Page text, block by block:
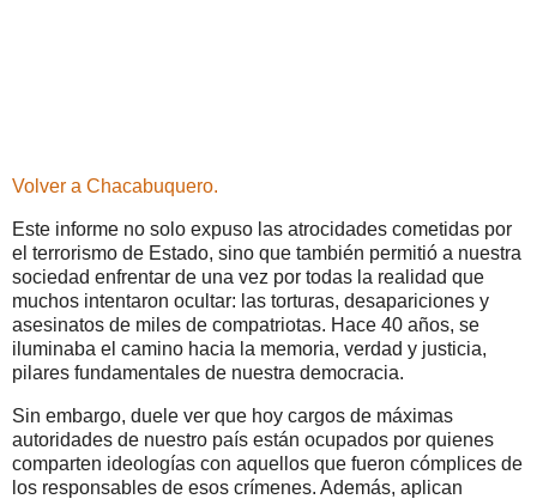
Volver a Chacabuquero.
Este informe no solo expuso las atrocidades cometidas por
el terrorismo de Estado, sino que también permitió a nuestra
sociedad enfrentar de una vez por todas la realidad que
muchos intentaron ocultar: las torturas, desapariciones y
asesinatos de miles de compatriotas. Hace 40 años, se
iluminaba el camino hacia la memoria, verdad y justicia,
pilares fundamentales de nuestra democracia.
Sin embargo, duele ver que hoy cargos de máximas
autoridades de nuestro país están ocupados por quienes
comparten ideologías con aquellos que fueron cómplices de
los responsables de esos crímenes. Además, aplican